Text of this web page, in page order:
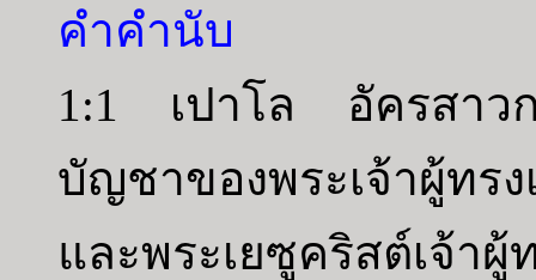
คำคำนับ
1:1 เปาโล อัครสาว
บัญชาของพระเจ้าผู้ทร
และพระเยซูคริสต์เจ้าผู้